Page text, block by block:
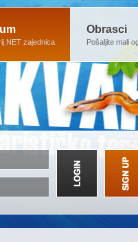
zajednica
Obrasci
Pošaljite mali